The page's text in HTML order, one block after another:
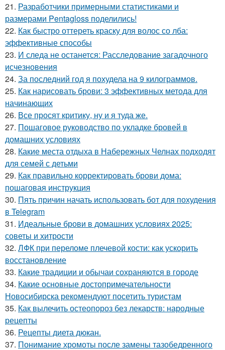
21. Разработчики примерными статистиками и
размерами Pentagloss поделились!
22. Как быстро оттереть краску для волос со лба:
эффективные способы
23. И следа не останется: Расследование загадочного
исчезновения
24. За последний год я похудела на 9 килограммов.
25. Как нарисовать брови: 3 эффективных метода для
начинающих
26. Все просят критику, ну и я туда же.
27. Пошаговое руководство по укладке бровей в
домашних условиях
28. Какие места отдыха в Набережных Челнах подходят
для семей с детьми
29. Как правильно корректировать брови дома:
пошаговая инструкция
30. Пять причин начать использовать бот для похудения
в Telegram
31. Идеальные брови в домашних условиях 2025:
советы и хитрости
32. ЛФК при переломе плечевой кости: как ускорить
восстановление
33. Какие традиции и обычаи сохраняются в городе
34. Какие основные достопримечательности
Новосибирска рекомендуют посетить туристам
35. Как вылечить остеопороз без лекарств: народные
рецепты
36. Рецепты диета дюкан.
37. Понимание хромоты после замены тазобедренного